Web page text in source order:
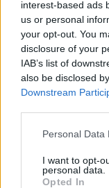
interest-based ads
us or personal
your opt-out. You
disclosure of your
IAB’s list of
also be disclosed
Downstream
Personal Data
I want to opt-
personal data.
Opted In
ARTIGOS